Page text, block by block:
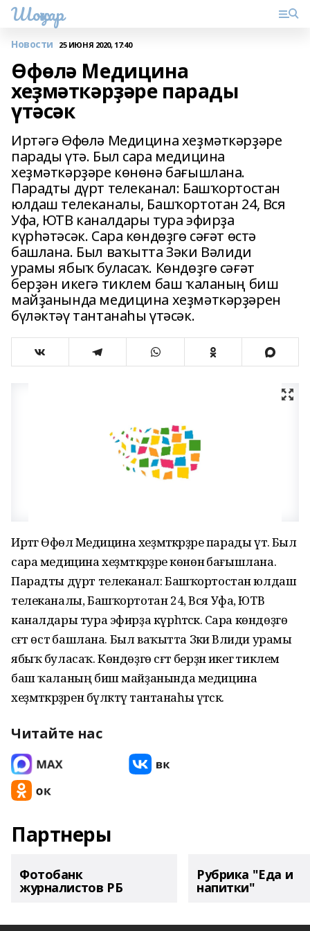
Шоңҡар
Новости 25 ИЮНЯ 2020, 17:40
Өфөлә Медицина
хеҙмәткәрҙәре парады
үтәсәк
Иртәгә Өфөлә Медицина хеҙмәткәрҙәре
парады үтә. Был сара медицина
хеҙмәткәрҙәре көнөнә бағышлана.
Парадты дүрт телеканал: Башҡортостан
юлдаш телеканалы, Башҡортотан 24, Вся
Уфа, ЮТВ каналдары тура эфирҙа
күрһәтәсәк. Сара көндөҙгө сәғәт өстә
башлана. Был ваҡытта Зәки Вәлиди
урамы ябыҡ буласаҡ. Көндөҙгө сәғәт
берҙән икегә тиклем баш ҡаланың биш
майҙанында медицина хеҙмәткәрҙәрен
бүләктәү тантанаһы үтәсәк.
Иртәгә Өфөлә Медицина хеҙмәткәрҙәре парады үтә. Был
сара медицина хеҙмәткәрҙәре көнөнә бағышлана.
Парадты дүрт телеканал: Башҡортостан юлдаш
телеканалы, Башҡортотан 24, Вся Уфа, ЮТВ
каналдары тура эфирҙа күрһәтәсәк. Сара көндөҙгө
сәғәт өстә башлана. Был ваҡытта Зәки Вәлиди урамы
ябыҡ буласаҡ. Көндөҙгө сәғәт берҙән икегә тиклем
баш ҡаланың биш майҙанында медицина
хеҙмәткәрҙәрен бүләктәү тантанаһы үтәсәк.
Читайте нас
Партнеры
Фотобанк
журналистов РБ
Рубрика "Еда и
напитки"